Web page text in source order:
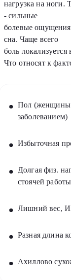
нагрузка на ноги.
- сильные
болевые
сна. Чаще всего
боль
Что относят к
Пол (женщины
заболеванием)
Избыточная
Долгая физ.
стоячей
Лишний вес,
Разная длина
Ахиллово